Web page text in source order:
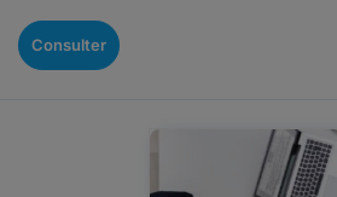
Consulter